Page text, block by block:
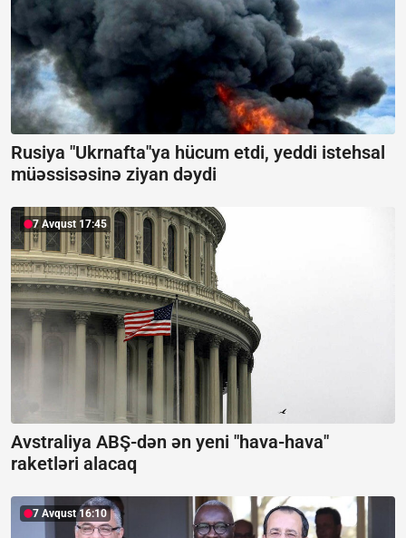
Rusiya "Ukrnafta"ya hücum etdi, yeddi istehsal
müəssisəsinə ziyan dəydi
7 Avqust 17:45
Avstraliya ABŞ-dən ən yeni "hava-hava"
raketləri alacaq
7 Avqust 16:10